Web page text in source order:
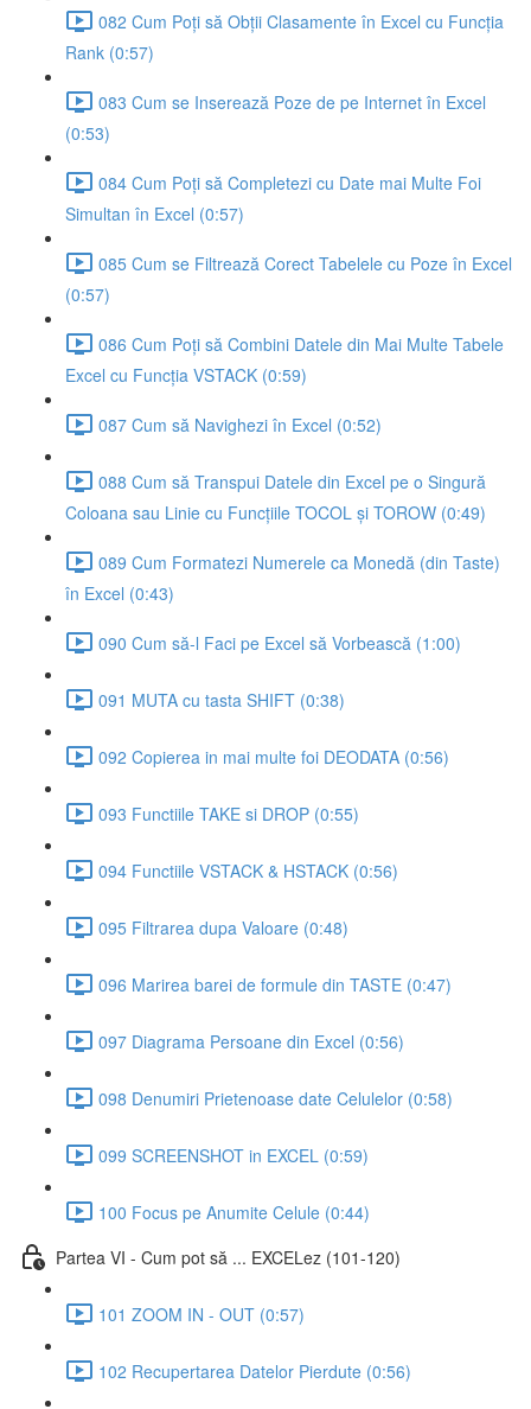
082 Cum Poți să Obții Clasamente în Excel cu Funcția
Rank (0:57)
083 Cum se Inserează Poze de pe Internet în Excel
(0:53)
084 Cum Poți să Completezi cu Date mai Multe Foi
Simultan în Excel (0:57)
085 Cum se Filtrează Corect Tabelele cu Poze în Excel
(0:57)
086 Cum Poți să Combini Datele din Mai Multe Tabele
Excel cu Funcția VSTACK (0:59)
087 Cum să Navighezi în Excel (0:52)
088 Cum să Transpui Datele din Excel pe o Singură
Coloana sau Linie cu Funcțiile TOCOL și TOROW (0:49)
089 Cum Formatezi Numerele ca Monedă (din Taste)
în Excel (0:43)
090 Cum să-l Faci pe Excel să Vorbească (1:00)
091 MUTA cu tasta SHIFT (0:38)
092 Copierea in mai multe foi DEODATA (0:56)
093 Functiile TAKE si DROP (0:55)
094 Functiile VSTACK & HSTACK (0:56)
095 Filtrarea dupa Valoare (0:48)
096 Marirea barei de formule din TASTE (0:47)
097 Diagrama Persoane din Excel (0:56)
098 Denumiri Prietenoase date Celulelor (0:58)
099 SCREENSHOT in EXCEL (0:59)
100 Focus pe Anumite Celule (0:44)
Partea VI - Cum pot să ... EXCELez (101-120)
101 ZOOM IN - OUT (0:57)
102 Recupertarea Datelor Pierdute (0:56)